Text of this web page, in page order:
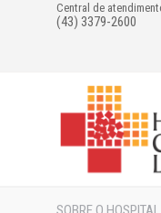
Central de
(43) 3379-2600